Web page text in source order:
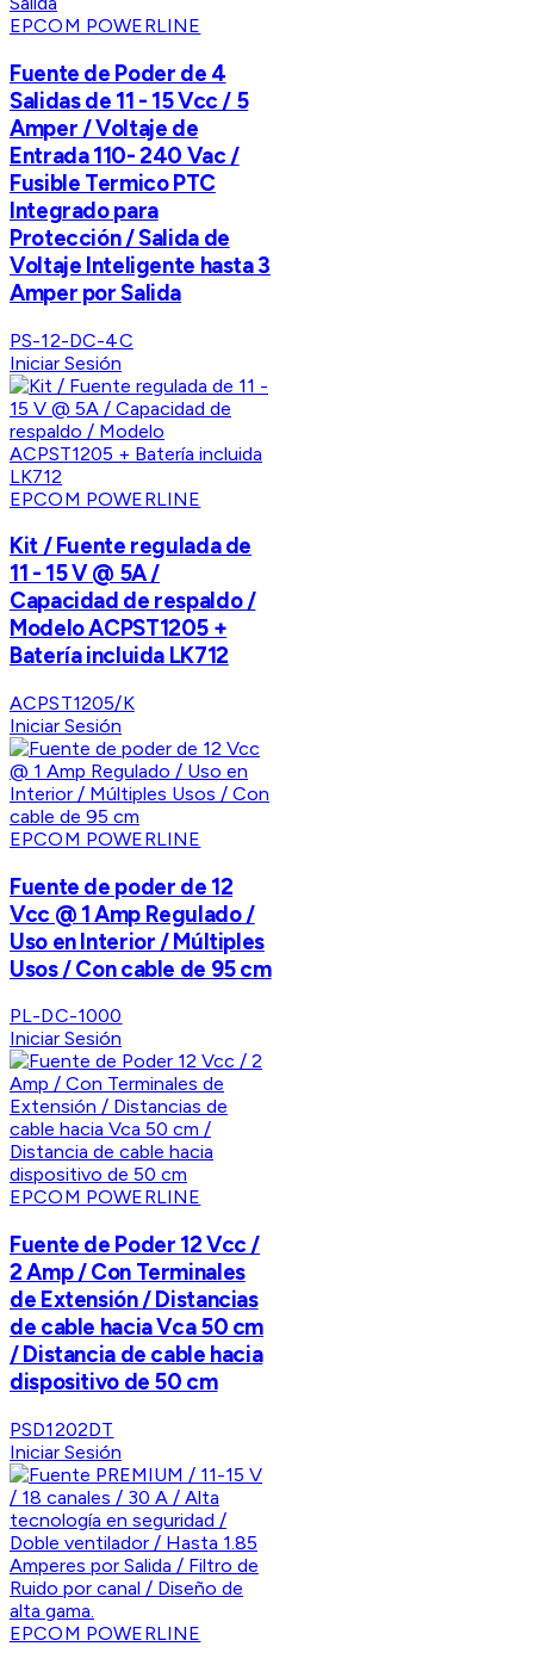
EPCOM POWERLINE
Fuente de Poder de 4
Salidas de 11 - 15 Vcc / 5
Amper / Voltaje de
Entrada 110- 240 Vac /
Fusible Termico PTC
Integrado para
Protección / Salida de
Voltaje Inteligente hasta 3
Amper por Salida
PS-12-DC-4C
Iniciar Sesión
EPCOM POWERLINE
Kit / Fuente regulada de
11 - 15 V @ 5A /
Capacidad de respaldo /
Modelo ACPST1205 +
Batería incluida LK712
ACPST1205/K
Iniciar Sesión
EPCOM POWERLINE
Fuente de poder de 12
Vcc @ 1 Amp Regulado /
Uso en Interior / Múltiples
Usos / Con cable de 95 cm
PL-DC-1000
Iniciar Sesión
EPCOM POWERLINE
Fuente de Poder 12 Vcc /
2 Amp / Con Terminales
de Extensión / Distancias
de cable hacia Vca 50 cm
/ Distancia de cable hacia
dispositivo de 50 cm
PSD1202DT
Iniciar Sesión
EPCOM POWERLINE